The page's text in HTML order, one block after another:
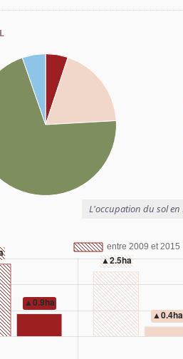
L'occupation du sol en